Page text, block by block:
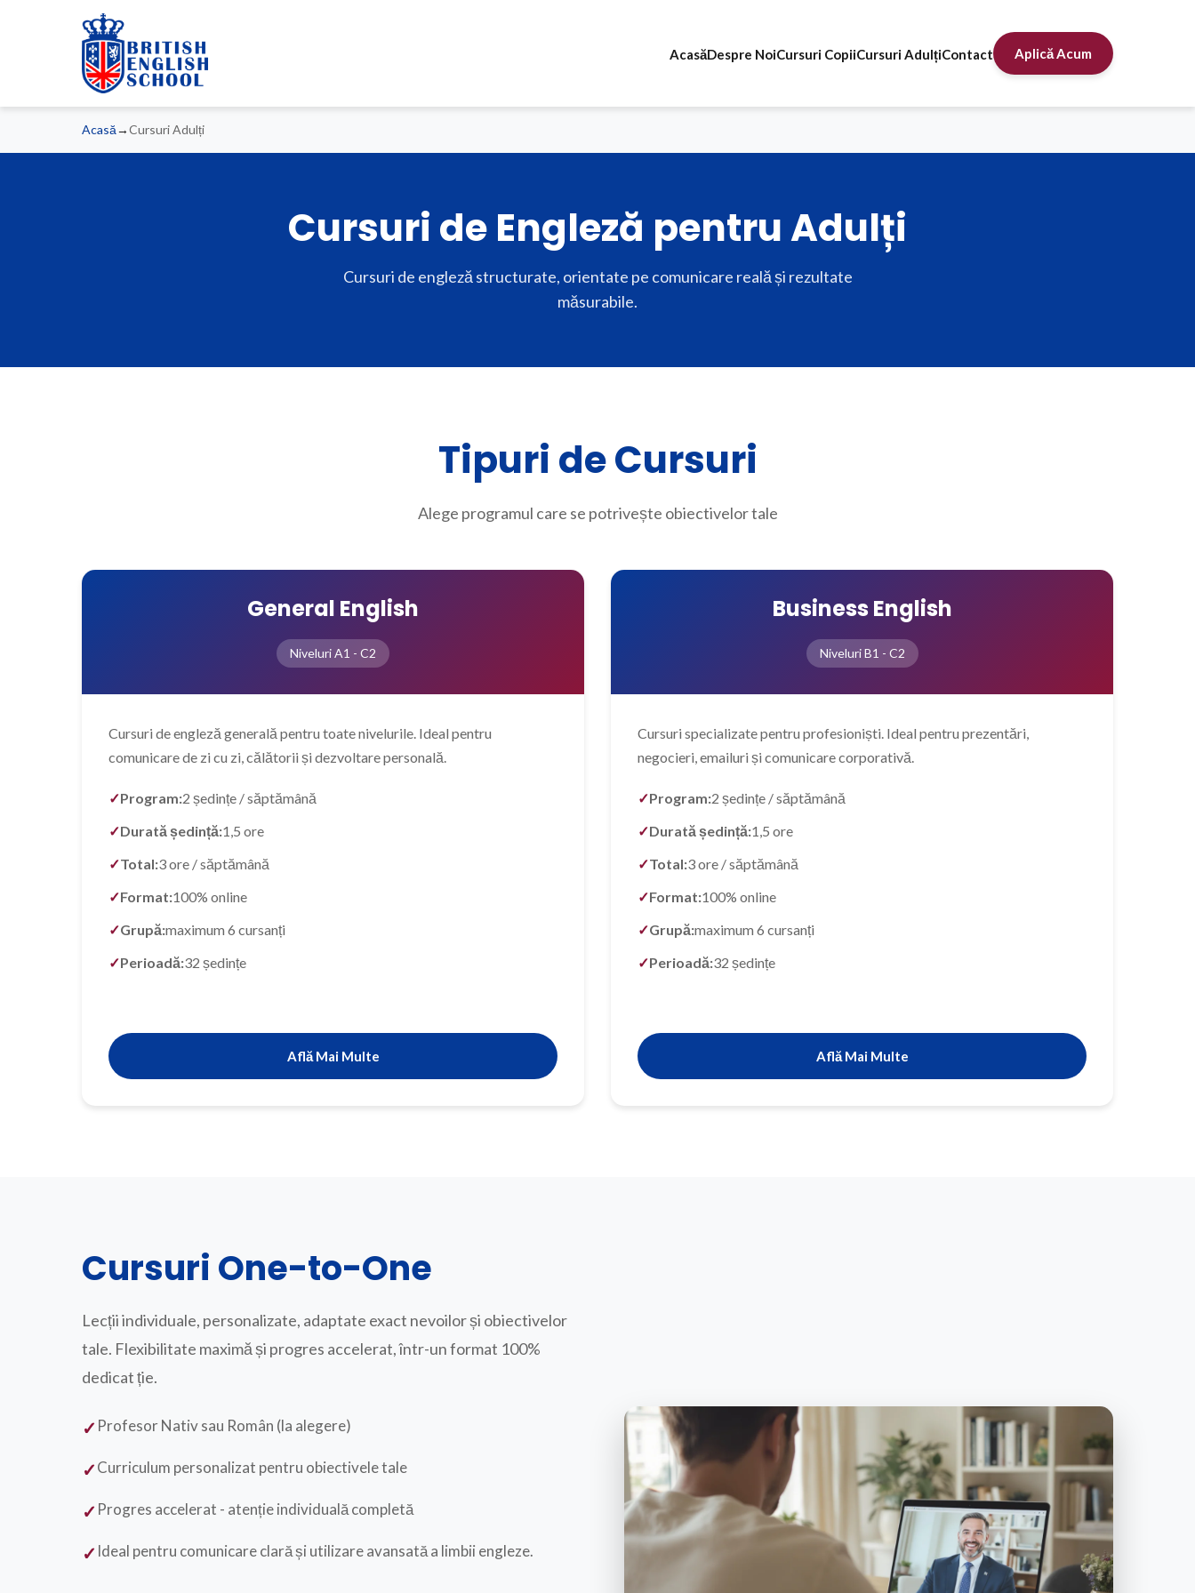
AcasăDespre NoiCursuri CopiiCursuri AdulțiContact Aplică Acum
Acasă→Cursuri Adulți
Cursuri de Engleză pentru Adulți
Cursuri de engleză structurate, orientate pe comunicare reală și rezultate
măsurabile.
Tipuri de Cursuri
Alege programul care se potrivește obiectivelor tale
General English
Niveluri A1 - C2
Cursuri de engleză generală pentru toate nivelurile. Ideal pentru
comunicare de zi cu zi, călătorii și dezvoltare personală.
Program:2 ședințe / săptămână
Durată ședință:1,5 ore
Total:3 ore / săptămână
Format:100% online
Grupă:maximum 6 cursanți
Perioadă:32 ședințe
Află Mai Multe
Business English
Niveluri B1 - C2
Cursuri specializate pentru profesioniști. Ideal pentru prezentări,
negocieri, emailuri și comunicare corporativă.
Program:2 ședințe / săptămână
Durată ședință:1,5 ore
Total:3 ore / săptămână
Format:100% online
Grupă:maximum 6 cursanți
Perioadă:32 ședințe
Află Mai Multe
Cursuri One-to-One
Lecții individuale, personalizate, adaptate exact nevoilor și obiectivelor
tale. Flexibilitate maximă și progres accelerat, într-un format 100%
dedicat ție.
Profesor Nativ sau Român (la alegere)
Curriculum personalizat pentru obiectivele tale
Progres accelerat - atenție individuală completă
Ideal pentru comunicare clară și utilizare avansată a limbii engleze.